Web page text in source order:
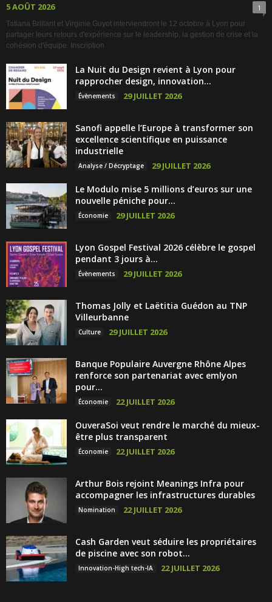
5 AOÛT 2026 1
Tatiana Brillant et Virginie Guyot interviendront le 12 octobre à Lyon pour
partager leurs retours d'expérience sur le leadership, la gestion de crise et la
cohésion d'équipe. Inscription
La Nuit du Design revient à Lyon pour
rapprocher design, innovation...
Évènements 29 JUILLET 2026
Sanofi appelle l’Europe à transformer son
excellence scientifique en puissance
industrielle
Analyse / Décryptage 29 JUILLET 2026
Le Modulo mise 5 millions d’euros sur une
nouvelle péniche pour...
Économie 29 JUILLET 2026
Lyon Gospel Festival 2026 célèbre le gospel
pendant 3 jours à...
Évènements 29 JUILLET 2026
Thomas Jolly et Laëtitia Guédon au TNP
Villeurbanne
Culture 29 JUILLET 2026
Banque Populaire Auvergne Rhône Alpes
renforce son partenariat avec emlyon
pour...
Économie 22 JUILLET 2026
OuveraSoi veut rendre le marché du mieux-
être plus transparent
Économie 22 JUILLET 2026
Arthur Bois rejoint Meanings Infra pour
accompagner les infrastructures durables
Nomination 22 JUILLET 2026
Cash Garden veut séduire les propriétaires
de piscine avec son robot...
Innovation-High tech-IA 22 JUILLET 2026